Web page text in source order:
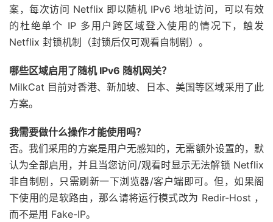
案，每次访问 Netflix 即以随机 IPv6 地址访问，可以有效
的杜绝单个 IP 多用户跨区域登入使用的情况下，触发
Netflix 封锁机制（封锁后仅可观看自制剧）。
哪些区域启用了随机 IPv6 随机网关？
MilkCat 目前对香港、新加坡、日本、美国等区域采用了此
方案。
我需要做什么操作才能使用吗？
否。我们采用的方案是用户无感知的，无需额外设置的，默
认为全部启用，并且当您访问/观看时显示无法解锁 Netflix
非自制剧，只需刷新一下浏览器/客户端即可。但，如果阁
下使用的是软路由，那么请将运行模式改为 Redir-Host ，
而不是用 Fake-IP。